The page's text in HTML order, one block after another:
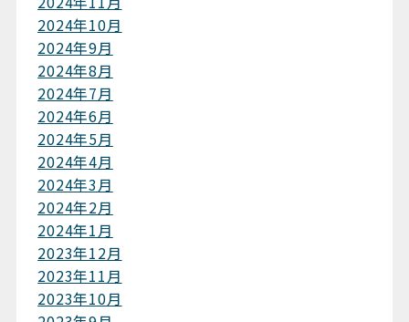
2024年10月
2024年9月
2024年8月
2024年7月
2024年6月
2024年5月
2024年4月
2024年3月
2024年2月
2024年1月
2023年12月
2023年11月
2023年10月